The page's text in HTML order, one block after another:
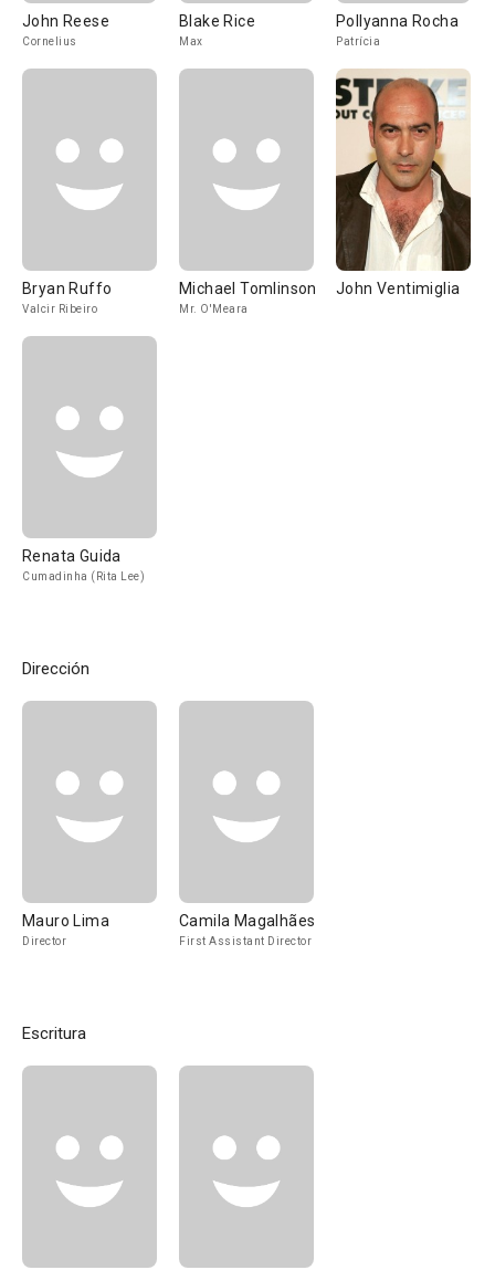
John Reese
Cornelius
Blake Rice
Max
Pollyanna Rocha
Patrícia
Bryan Ruffo
Valcir Ribeiro
Michael Tomlinson
Mr. O'Meara
John Ventimiglia
Renata Guida
Cumadinha (Rita Lee)
Dirección
Mauro Lima
Director
Camila Magalhães
First Assistant Director
Escritura